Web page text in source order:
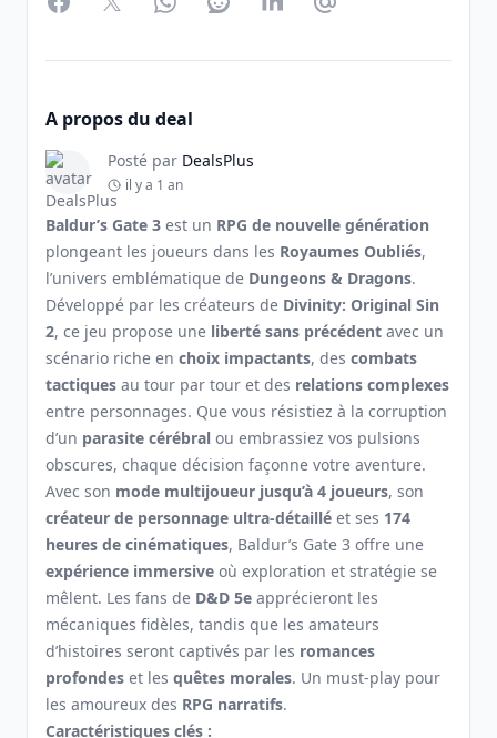
FacebookTwitterWhatsAppRedditLinkedInPartager par Email
A propos du deal
Posté par DealsPlus
il y a 1 an
Baldur’s Gate 3 est un RPG de nouvelle génération
plongeant les joueurs dans les Royaumes Oubliés,
l’univers emblématique de Dungeons & Dragons.
Développé par les créateurs de Divinity: Original Sin
2, ce jeu propose une liberté sans précédent avec un
scénario riche en choix impactants, des combats
tactiques au tour par tour et des relations complexes
entre personnages. Que vous résistiez à la corruption
d’un parasite cérébral ou embrassiez vos pulsions
obscures, chaque décision façonne votre aventure.
Avec son mode multijoueur jusqu’à 4 joueurs, son
créateur de personnage ultra-détaillé et ses 174
heures de cinématiques, Baldur’s Gate 3 offre une
expérience immersive où exploration et stratégie se
mêlent. Les fans de D&D 5e apprécieront les
mécaniques fidèles, tandis que les amateurs
d’histoires seront captivés par les romances
profondes et les quêtes morales. Un must-play pour
les amoureux des RPG narratifs.
Caractéristiques clés :